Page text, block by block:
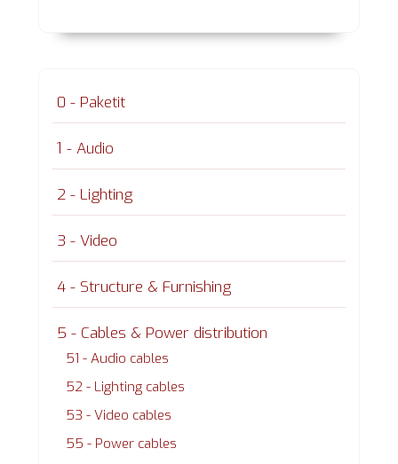
0 - Paketit
1 - Audio
2 - Lighting
3 - Video
4 - Structure & Furnishing
5 - Cables & Power distribution
51 - Audio cables
52 - Lighting cables
53 - Video cables
55 - Power cables